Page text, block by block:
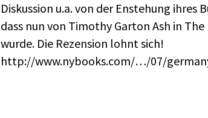
Diskussion u.a. von der Enstehung
dass nun von Timothy Garton Ash in
wurde. Die Rezension lohnt sich!
http://www.nybooks.com/…/07/